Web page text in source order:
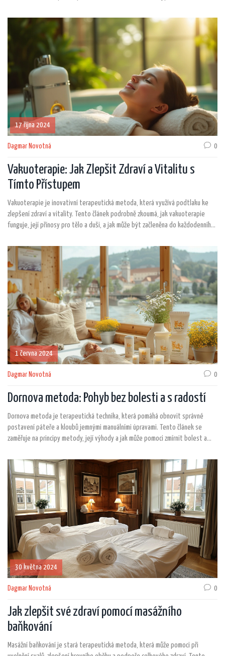
přínosy této procedury a tipy, jak si ji co nejlépe užít.
17 října 2024
Dagmar Novotná 0
Vakuoterapie: Jak Zlepšit Zdraví a Vitalitu s
Tímto Přístupem
Vakuoterapie je inovativní terapeutická metoda, která využívá podtlaku ke
zlepšení zdraví a vitality. Tento článek podrobně zkoumá, jak vakuoterapie
funguje, její přínosy pro tělo a duši, a jak může být začleněna do každodenního
Navíc se zaměříme na doporučení a tipy pro úspěšnou aplikaci tohoto přístupu.
1 června 2024
Dagmar Novotná 0
Dornova metoda: Pohyb bez bolesti a s radostí
Dornova metoda je terapeutická technika, která pomáhá obnovit správné
postavení páteře a kloubů jemnými manuálními úpravami. Tento článek se
zaměřuje na principy metody, její výhody a jak může pomoci zmírnit bolest a
zajímavá fakta pro všechny, kdo hledají cesty, jak zůstat aktivní bez bolesti.
30 května 2024
Dagmar Novotná 0
Jak zlepšit své zdraví pomocí masážního
baňkování
Masážní baňkování je stará terapeutická metoda, která může pomoci při